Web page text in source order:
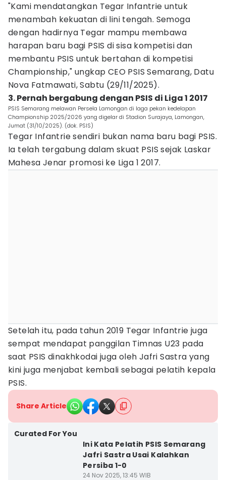
"Kami mendatangkan Tegar Infantrie untuk
menambah kekuatan di lini tengah. Semoga
dengan hadirnya Tegar mampu membawa
harapan baru bagi PSIS di sisa kompetisi dan
membantu PSIS untuk bertahan di kompetisi
Championship," ungkap CEO PSIS Semarang, Datu
Nova Fatmawati, Sabtu (29/11/2025).
3. Pernah bergabung dengan PSIS di Liga 1 2017
PSIS Semarang melawan Persela Lamongan di laga pekan kedelapan
Championship 2025/2026 yang digelar di Stadion Surajaya, Lamongan,
Jumat (31/10/2025). (dok. PSIS)
Tegar Infantrie sendiri bukan nama baru bagi PSIS.
Ia telah tergabung dalam skuat PSIS sejak Laskar
Mahesa Jenar promosi ke Liga 1 2017.
Setelah itu, pada tahun 2019 Tegar Infantrie juga
sempat mendapat panggilan Timnas U23 pada
saat PSIS dinakhkodai juga oleh Jafri Sastra yang
kini juga menjabat kembali sebagai pelatih kepala
PSIS.
Share Article
Curated For You
Ini Kata Pelatih PSIS Semarang
Jafri Sastra Usai Kalahkan
Persiba 1-0
24 Nov 2025, 13:45 WIB